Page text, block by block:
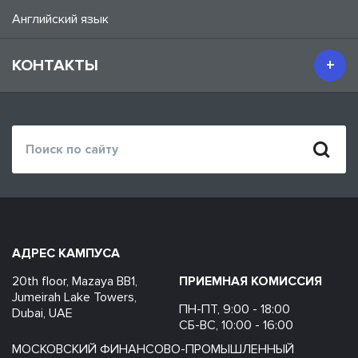
Английский язык
КОНТАКТЫ
АДРЕС КАМПУСА
20th floor, Mazaya BB1,
Jumeirah Lake Towers,
Dubai, UAE
ПРИЕМНАЯ КОМИССИЯ
ПН-ПТ, 9:00 - 18:00
СБ-ВС, 10:00 - 16:00
МОСКОВСКИЙ ФИНАНСОВО-ПРОМЫШЛЕННЫЙ